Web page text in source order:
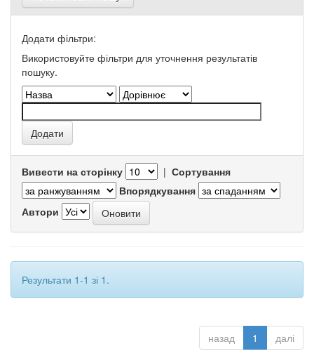
Додати фільтри:
Використовуйте фільтри для уточнення результатів
пошуку.
Вивести на сторінку | Сортування
Впорядкування
Автори
Результати 1-1 зі 1.
назад 1 далі